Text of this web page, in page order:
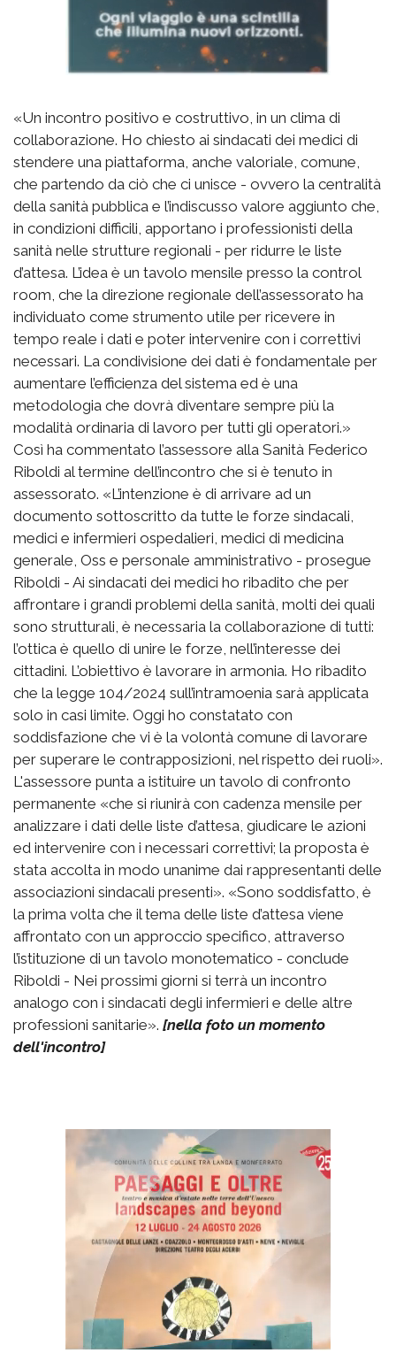
«Un incontro positivo e costruttivo, in un clima di
collaborazione. Ho chiesto ai sindacati dei medici di
stendere una piattaforma, anche valoriale, comune,
che partendo da ciò che ci unisce - ovvero la centralità
della sanità pubblica e l’indiscusso valore aggiunto che,
in condizioni difficili, apportano i professionisti della
sanità nelle strutture regionali - per ridurre le liste
d’attesa. L’idea è un tavolo mensile presso la control
room, che la direzione regionale dell’assessorato ha
individuato come strumento utile per ricevere in
tempo reale i dati e poter intervenire con i correttivi
necessari. La condivisione dei dati è fondamentale per
aumentare l’efficienza del sistema ed è una
metodologia che dovrà diventare sempre più la
modalità ordinaria di lavoro per tutti gli operatori.»
Così ha commentato l’assessore alla Sanità Federico
Riboldi al termine dell’incontro che si è tenuto in
assessorato. «L’intenzione è di arrivare ad un
documento sottoscritto da tutte le forze sindacali,
medici e infermieri ospedalieri, medici di medicina
generale, Oss e personale amministrativo - prosegue
Riboldi - Ai sindacati dei medici ho ribadito che per
affrontare i grandi problemi della sanità, molti dei quali
sono strutturali, è necessaria la collaborazione di tutti:
l’ottica è quello di unire le forze, nell’interesse dei
cittadini. L’obiettivo è lavorare in armonia. Ho ribadito
che la legge 104/2024 sull’intramoenia sarà applicata
solo in casi limite. Oggi ho constatato con
soddisfazione che vi è la volontà comune di lavorare
per superare le contrapposizioni, nel rispetto dei ruoli».
L'assessore punta a istituire un tavolo di confronto
permanente «che si riunirà con cadenza mensile per
analizzare i dati delle liste d’attesa, giudicare le azioni
ed intervenire con i necessari correttivi; la proposta è
stata accolta in modo unanime dai rappresentanti delle
associazioni sindacali presenti». «Sono soddisfatto, è
la prima volta che il tema delle liste d’attesa viene
affrontato con un approccio specifico, attraverso
l’istituzione di un tavolo monotematico - conclude
Riboldi - Nei prossimi giorni si terrà un incontro
analogo con i sindacati degli infermieri e delle altre
professioni sanitarie». [nella foto un momento
dell'incontro]